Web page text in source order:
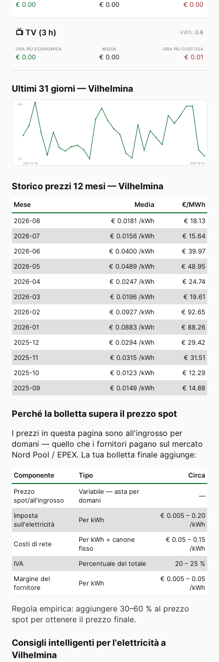
€ 0.00 € 0.00 € 0.00
📺 TV (3 h) 0.6
€ 0.00 € 0.00 € 0.01
Ultimi 31 giorni —Vilhelmina
€28
€3
2026-07-08
2026-08-07
Storico prezzi 12 mesi —Vilhelmina
Mese Media €/MWh
2026-08 € 0.0181 /kWh
€ 18.13
2026-07
€ 0.0156 /kWh
€ 15.64
2026-06
€ 0.0400 /kWh
€ 39.97
2026-05
€ 0.0489 /kWh
€ 48.95
2026-04
€ 0.0247 /kWh
€ 24.74
2026-03
€ 0.0196 /kWh
€ 19.61
2026-02
€ 0.0927 /kWh
€ 92.65
2026-01
€ 0.0883 /kWh
€ 88.26
2025-12
€ 0.0294 /kWh
€ 29.42
2025-11
€ 0.0315 /kWh
€ 31.51
2025-10
€ 0.0123 /kWh
€ 12.29
2025-09
€ 0.0149 /kWh € 14.88
Perché la bolletta supera il prezzo spot
I prezzi in questa pagina sono all'ingrosso per
domani — quello che i fornitori pagano sul mercato
Nord Pool / EPEX. La tua bolletta finale aggiunge:
Componente Tipo Circa
Prezzo
spot/all'ingrosso
Variabile — asta per
domani
—
Imposta
sull'elettricità
Per kWh
€ 0.005 – 0.20
/kWh
Costi di rete
Per kWh + canone
fisso
€ 0.05 – 0.15
/kWh
IVA
Percentuale del totale
20 – 25 %
Margine del
fornitore
Per kWh
€ 0.005 – 0.05
/kWh
Regola empirica: aggiungere 30–60 % al prezzo
spot per ottenere il prezzo finale.
Consigli intelligenti per l'elettricità a
Vilhelmina